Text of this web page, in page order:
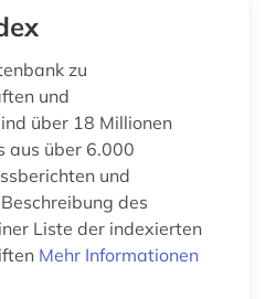
maritime dictionary (1)
markscheidekunde (1)
maschinelles sehen (1)
zu
und
über 18 Millionen
aus über 6.000
und
des
Liste der indexierten
Mehr Informationen